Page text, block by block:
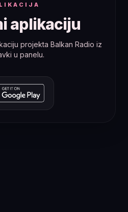
aplikaciju
projekta Balkan Radio iz
u panelu.